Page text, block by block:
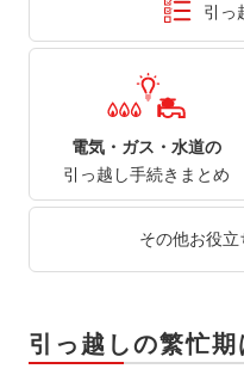
引っ
電気・ガス・水道の
引っ越し手続きまとめ
その他お役立
引っ越しの繁忙